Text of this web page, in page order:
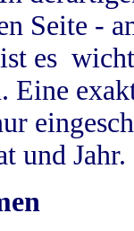
Seite -
es
Eine
und Jahr.